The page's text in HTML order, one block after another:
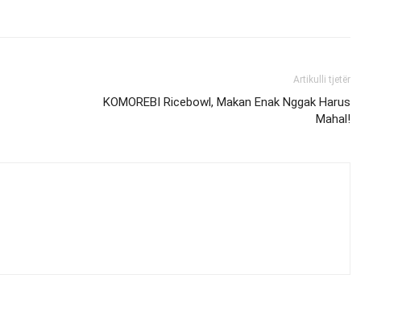
Artikulli tjetër
KOMOREBI Ricebowl, Makan Enak Nggak Harus
Mahal!